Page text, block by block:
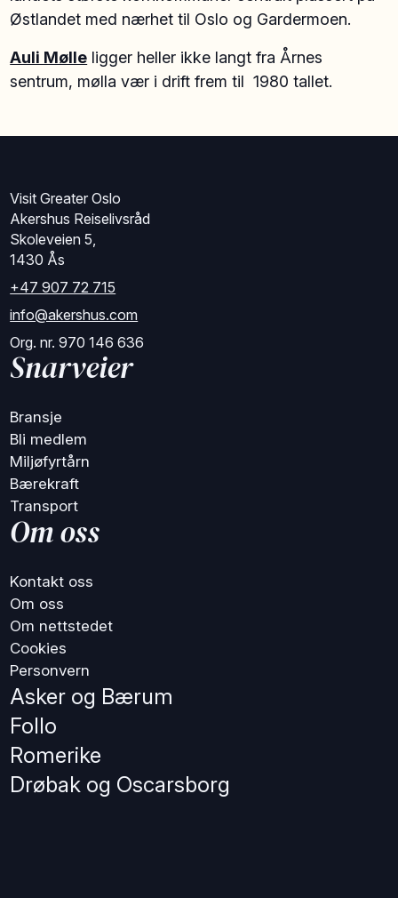
Østlandet med nærhet til Oslo og Gardermoen.
Auli Mølle ligger heller ikke langt fra Årnes
sentrum, mølla vær i drift frem til 1980 tallet.
Visit Greater Oslo
Akershus Reiselivsråd
Skoleveien 5,
1430 Ås
+47 907 72 715
info@akershus.com
Org. nr. 970 146 636
Snarveier
Bransje
Bli medlem
Miljøfyrtårn
Bærekraft
Transport
Om oss
Kontakt oss
Om oss
Om nettstedet
Cookies
Personvern
Asker og Bærum
Follo
Romerike
Drøbak og Oscarsborg